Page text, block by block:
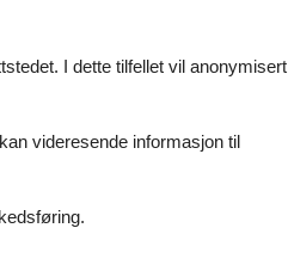
Danmark
I dette tilfellet vil anonymisert
videresende informasjon til